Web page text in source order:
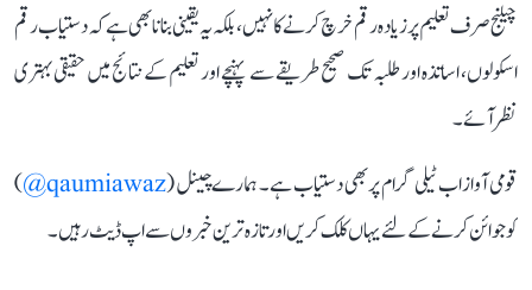
چیلنج صرف تعلیم پر زیادہ رقم خرچ کرنے کا نہیں، بلکہ یہ یقینی بنانا بھی ہے کہ دستیاب رقم
اسکولوں، اساتذہ اور طلبہ تک صحیح طریقے سے پہنچے اور تعلیم کے نتائج میں حقیقی بہتری
نظر آئے۔
قومی آواز اب ٹیلی گرام پر بھی دستیاب ہے۔ ہمارے چینل (qaumiawaz@
)
کو جوائن کرنے کے لئے یہاں کلک کریں اور تازہ ترین خبروں سے اپ ڈیٹ رہیں۔